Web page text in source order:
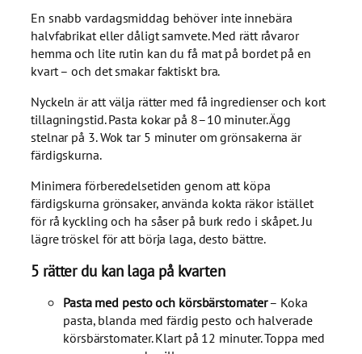
En snabb vardagsmiddag behöver inte innebära
halvfabrikat eller dåligt samvete. Med rätt råvaror
hemma och lite rutin kan du få mat på bordet på en
kvart – och det smakar faktiskt bra.
Nyckeln är att välja rätter med få ingredienser och kort
tillagningstid. Pasta kokar på 8–10 minuter. Ägg
stelnar på 3. Wok tar 5 minuter om grönsakerna är
färdigskurna.
Minimera förberedelsetiden genom att köpa
färdigskurna grönsaker, använda kokta räkor istället
för rå kyckling och ha såser på burk redo i skåpet. Ju
lägre tröskel för att börja laga, desto bättre.
5 rätter du kan laga på kvarten
Pasta med pesto och körsbärstomater– Koka
pasta, blanda med färdig pesto och halverade
körsbärstomater. Klart på 12 minuter. Toppa med